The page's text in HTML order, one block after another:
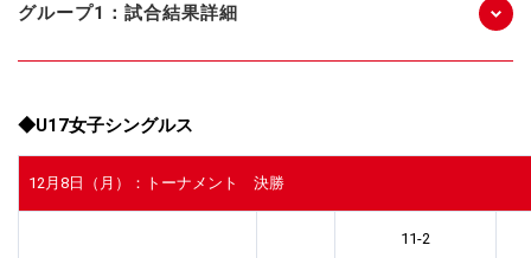
グループ1：試合結果詳細
◆U17女子シングルス
12月8日（月）：トーナメント 決勝
11-2